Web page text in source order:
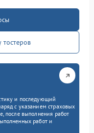
и последующий
с указанием страховых
после выполнения работ
работ и